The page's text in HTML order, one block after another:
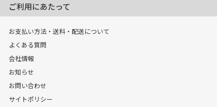
ご利用にあたって
お支払い方法・送料・配送について
よくある質問
会社情報
お知らせ
お問い合わせ
サイトポリシー